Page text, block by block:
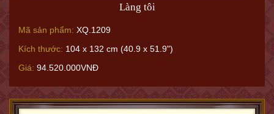
Làng tôi
Mã sản phẩm: XQ.1209
Kích thước: 104 x 132 cm (40.9 x 51.9")
Giá: 94.520.000VNĐ